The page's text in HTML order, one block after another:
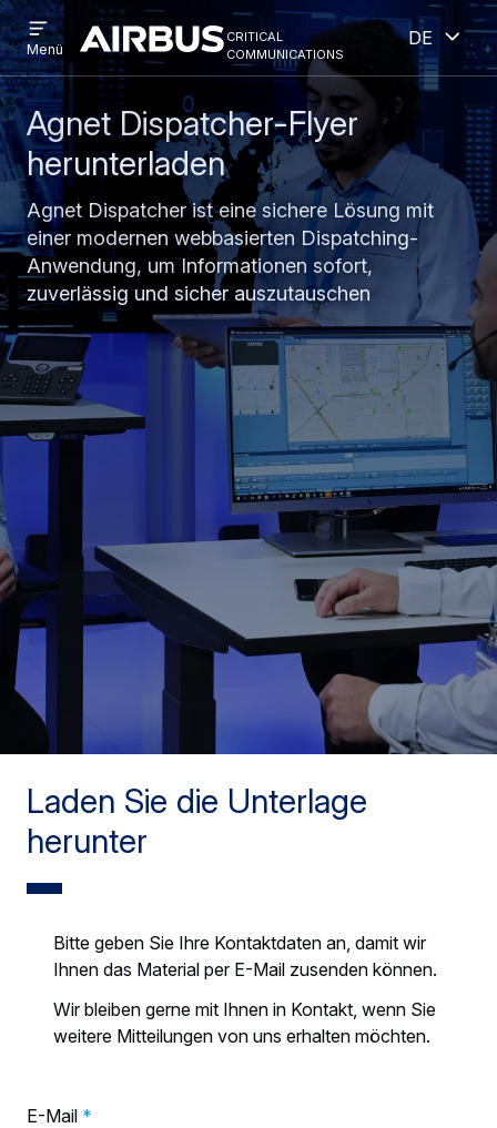
Direkt
zum
Inhalt
Skip
to
search
Criticalcommunications
critical
communications
Open
menu
Menü
Deutsch
Agnet Dispatcher-Flyer
herunterladen
Agnet Dispatcher ist eine sichere Lösung mit
einer modernen webbasierten Dispatching-
Anwendung, um Informationen sofort,
zuverlässig und sicher auszutauschen
Laden Sie die Unterlage
herunter
Bitte geben Sie Ihre Kontaktdaten an, damit wir
Ihnen das Material per E-Mail zusenden können.
Wir bleiben gerne mit Ihnen in Kontakt, wenn Sie
weitere Mitteilungen von uns erhalten möchten.
E-Mail *